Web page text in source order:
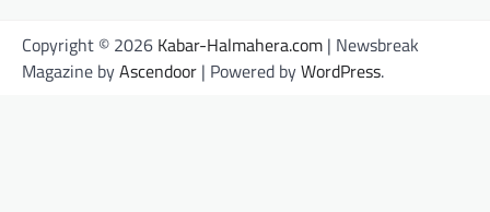
Copyright © 2026 Kabar-Halmahera.com | Newsbreak
Magazine byAscendoor | Powered byWordPress.